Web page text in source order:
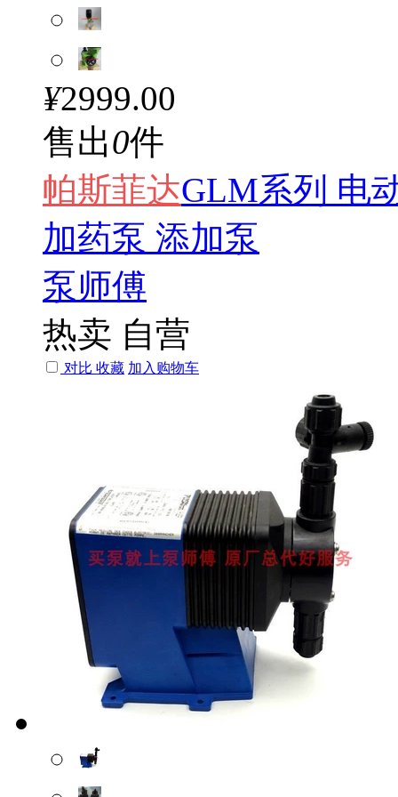
¥2999.00
售出0件
帕斯菲达GLM系列 电
加药泵 添加泵
泵师傅
热卖 自营
对比 收藏 加入购物车